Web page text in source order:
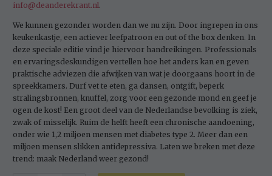
info@deanderekrant.nl.
We kunnen gezonder worden dan we nu zijn. Door ingrepen in ons
keukenkastje, een actiever leefpatroon en out of the box denken. In
deze speciale editie vind je hiervoor handreikingen. Professionals
en ervaringsdeskundigen vertellen hoe het anders kan en geven
praktische adviezen die afwijken van wat je doorgaans hoort in de
spreekkamers. Durf vet te eten, ga dansen, ontgift, beperk
stralingsbronnen, knuffel, zorg voor een gezonde mond en geef je
ogen de kost! Een groot deel van de Nederlandse bevolking is ziek,
zwak of misselijk. Ruim de helft heeft een chronische aandoening,
onder wie 1,2 miljoen mensen met diabetes type 2. Meer dan een
miljoen mensen slikken antidepressiva. Laten we breken met deze
trend: maak Nederland weer gezond!